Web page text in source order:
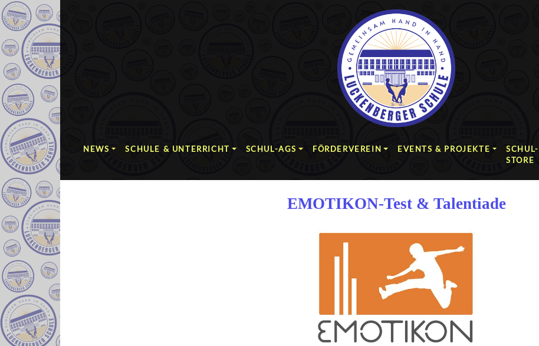
NEWS SCHULE & UNTERRICHT SCHUL-AGS FÖRDERVEREIN EVENTS & PROJEKTE
SCHUL-
STORE
EMOTIKON-Test & Talentiade